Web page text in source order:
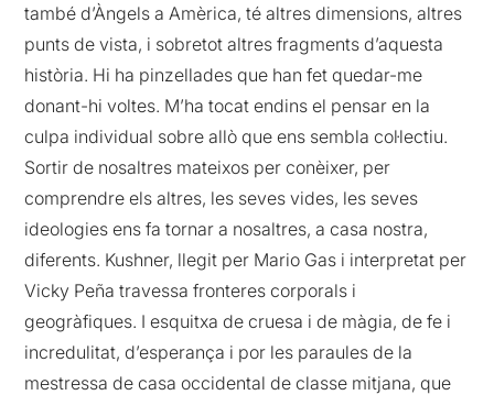
també d’Àngels a Amèrica, té altres dimensions, altres
punts de vista, i sobretot altres fragments d’aquesta
història. Hi ha pinzellades que han fet quedar-me
donant-hi voltes. M’ha tocat endins el pensar en la
culpa individual sobre allò que ens sembla col·lectiu.
Sortir de nosaltres mateixos per conèixer, per
comprendre els altres, les seves vides, les seves
ideologies ens fa tornar a nosaltres, a casa nostra,
diferents. Kushner, llegit per Mario Gas i interpretat per
Vicky Peña travessa fronteres corporals i
geogràfiques. I esquitxa de cruesa i de màgia, de fe i
incredulitat, d’esperança i por les paraules de la
mestressa de casa occidental de classe mitjana, que